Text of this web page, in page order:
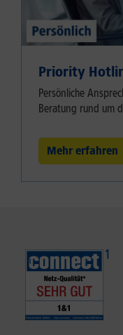
Priority
Persönliche
Beratung rund um
Mehr erfahren